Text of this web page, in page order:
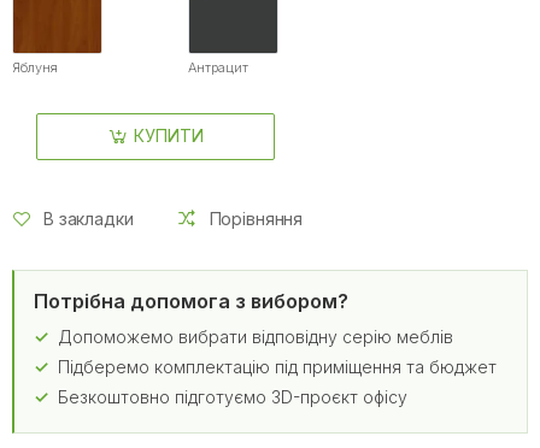
Яблуня Антрацит
КУПИТИ
В закладки Порівняння
Потрібна допомога з вибором?
Допоможемо вибрати відповідну серію меблів
Підберемо комплектацію під приміщення та бюджет
Безкоштовно підготуємо 3D-проєкт офісу